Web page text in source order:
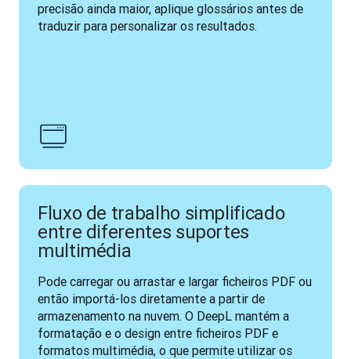
precisão ainda maior, aplique glossários antes de
traduzir para personalizar os resultados.
Fluxo de trabalho simplificado
entre diferentes suportes
multimédia
Pode carregar ou arrastar e largar ficheiros PDF ou
então importá-los diretamente a partir de
armazenamento na nuvem. O DeepL mantém a
formatação e o design entre ficheiros PDF e
formatos multimédia, o que permite utilizar os